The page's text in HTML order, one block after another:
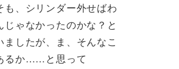
も、シリンダー外せばわ
じゃなかったのかな？と
ましたが、ま、そんなこ
るか……と思って